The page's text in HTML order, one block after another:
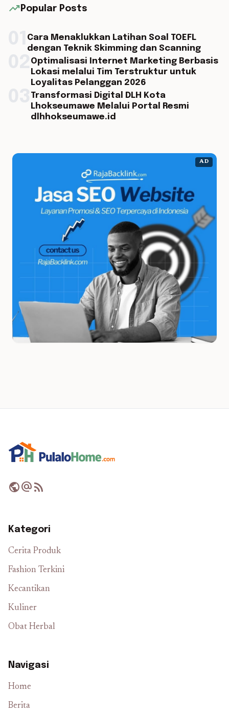
trending_up Popular Posts
Cara Menaklukkan Latihan Soal TOEFL
dengan Teknik Skimming dan Scanning
Optimalisasi Internet Marketing Berbasis
Lokasi melalui Tim Terstruktur untuk
Loyalitas Pelanggan 2026
Transformasi Digital DLH Kota
Lhokseumawe Melalui Portal Resmi
dlhhokseumawe.id
AD
publicalternate_emailrss_feed
Kategori
Cerita Produk
Fashion Terkini
Kecantikan
Kuliner
Obat Herbal
Navigasi
Home
Berita